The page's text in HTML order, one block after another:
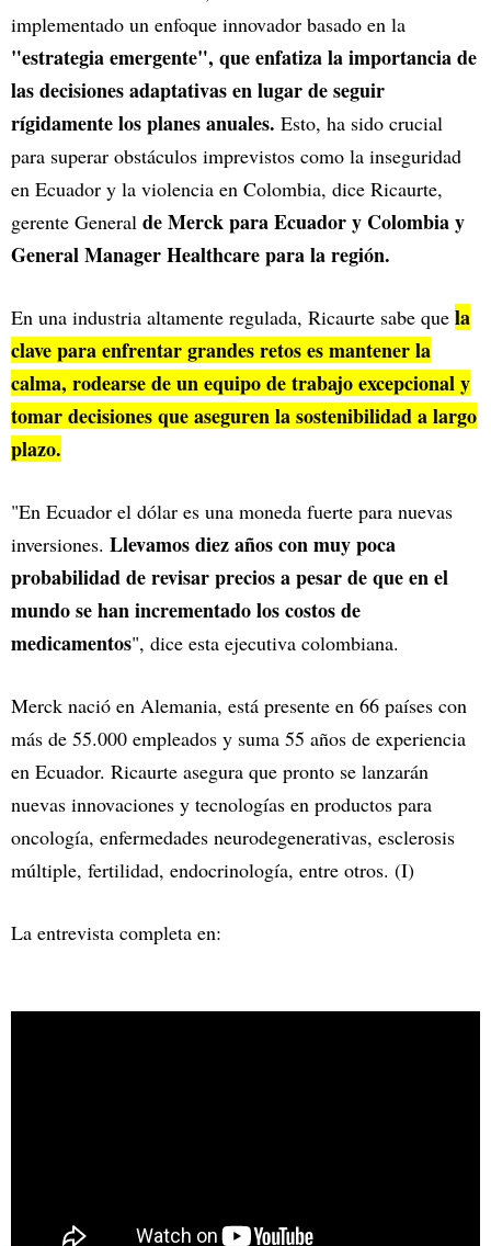
implementado un enfoque innovador basado en la
"estrategia emergente", que enfatiza la importancia de
las decisiones adaptativas en lugar de seguir
rígidamente los planes anuales. Esto, ha sido crucial
para superar obstáculos imprevistos como la inseguridad
en Ecuador y la violencia en Colombia, dice Ricaurte,
gerente General de Merck para Ecuador y Colombia y
General Manager Healthcare para la región.
En una industria altamente regulada, Ricaurte sabe que la
clave para enfrentar grandes retos es mantener la
calma, rodearse de un equipo de trabajo excepcional y
tomar decisiones que aseguren la sostenibilidad a largo
plazo.
"En Ecuador el dólar es una moneda fuerte para nuevas
inversiones. Llevamos diez años con muy poca
probabilidad de revisar precios a pesar de que en el
mundo se han incrementado los costos de
medicamentos", dice esta ejecutiva colombiana.
Merck nació en Alemania, está presente en 66 países con
más de 55.000 empleados y suma 55 años de experiencia
en Ecuador. Ricaurte asegura que pronto se lanzarán
nuevas innovaciones y tecnologías en productos para
oncología, enfermedades neurodegenerativas, esclerosis
múltiple, fertilidad, endocrinología, entre otros. (I)
La entrevista completa en: